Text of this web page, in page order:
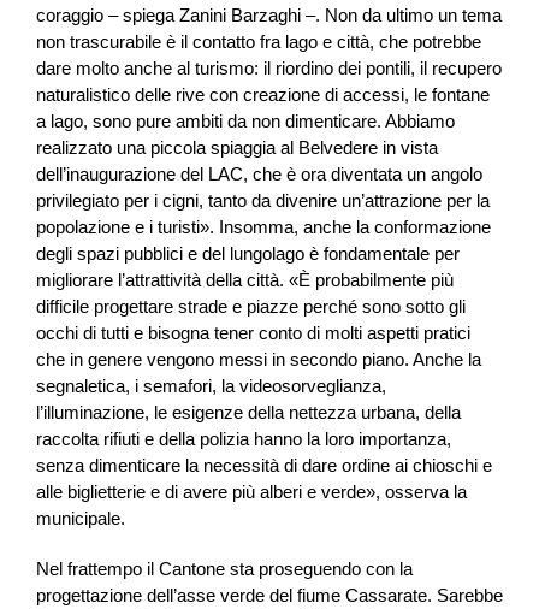
coraggio – spiega Zanini Barzaghi –. Non da ultimo un tema
non trascurabile è il contatto fra lago e città, che potrebbe
dare molto anche al turismo: il riordino dei pontili, il recupero
naturalistico delle rive con creazione di accessi, le fontane
a lago, sono pure ambiti da non dimenticare. Abbiamo
realizzato una piccola spiaggia al Belvedere in vista
dell’inaugurazione del LAC, che è ora diventata un angolo
privilegiato per i cigni, tanto da divenire un’attrazione per la
popolazione e i turisti». Insomma, anche la conformazione
degli spazi pubblici e del lungolago è fondamentale per
migliorare l’attrattività della città. «È probabilmente più
difficile progettare strade e piazze perché sono sotto gli
occhi di tutti e bisogna tener conto di molti aspetti pratici
che in genere vengono messi in secondo piano. Anche la
segnaletica, i semafori, la videosorveglianza,
l’illuminazione, le esigenze della nettezza urbana, della
raccolta rifiuti e della polizia hanno la loro importanza,
senza dimenticare la necessità di dare ordine ai chioschi e
alle biglietterie e di avere più alberi e verde», osserva la
municipale.
Nel frattempo il Cantone sta proseguendo con la
progettazione dell’asse verde del fiume Cassarate. Sarebbe